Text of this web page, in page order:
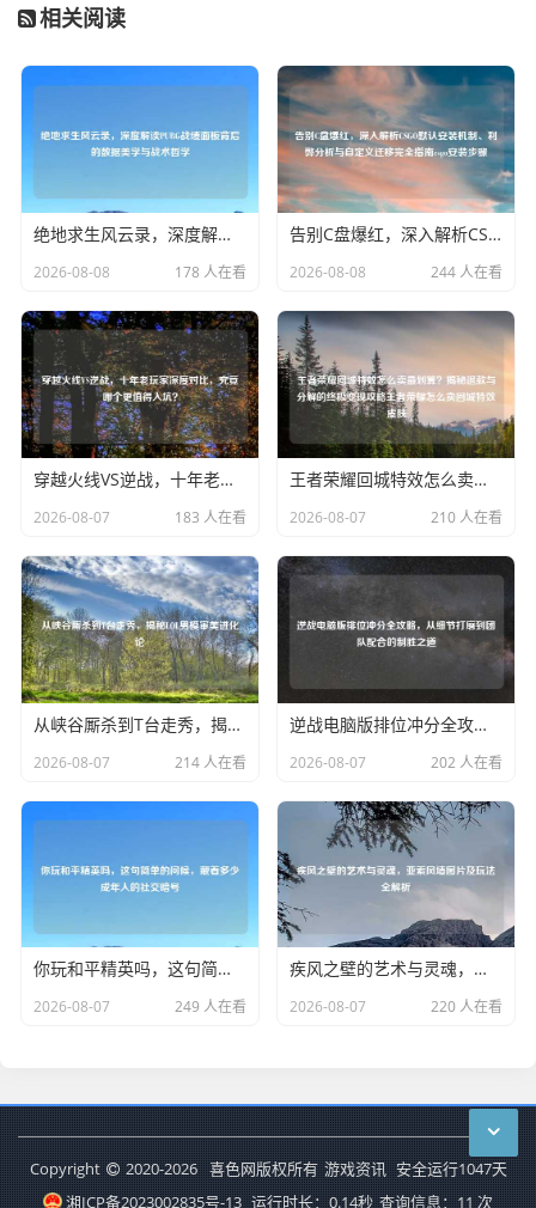
相关阅读
绝地求生风云录，深度解读PUBG战绩面板背后的数据美学与战术哲学
2026-08-08 178 人在看
告别C盘爆红，深入解析CSGO默认安装机制、利弊分析与自定义迁移完全指南csgo安装步骤
2026-08-08 244 人在看
穿越火线VS逆战，十年老玩家深度对比，究竟哪个更值得入坑？
2026-08-07 183 人在看
王者荣耀回城特效怎么卖最划算？揭秘退款与分解的终极变现攻略王者荣耀怎么卖回城特效皮肤
2026-08-07 210 人在看
从峡谷厮杀到T台走秀，揭秘LOL男模审美进化论
2026-08-07 214 人在看
逆战电脑版排位冲分全攻略，从细节打磨到团队配合的制胜之道
2026-08-07 202 人在看
你玩和平精英吗，这句简单的问候，藏着多少成年人的社交暗号
2026-08-07 249 人在看
疾风之壁的艺术与灵魂，亚索风墙图片及玩法全解析
2026-08-07 220 人在看
Copyright 2020-2026 喜色网版权所有 游戏资讯 安全运行1047天
湘ICP备2023002835号-13 运行时长：0.14秒 查询信息：11 次